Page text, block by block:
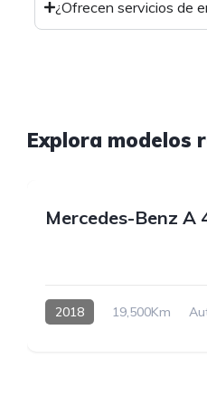
¿Ofrecen servicios de
Explora modelos
1
2018 19,500Km